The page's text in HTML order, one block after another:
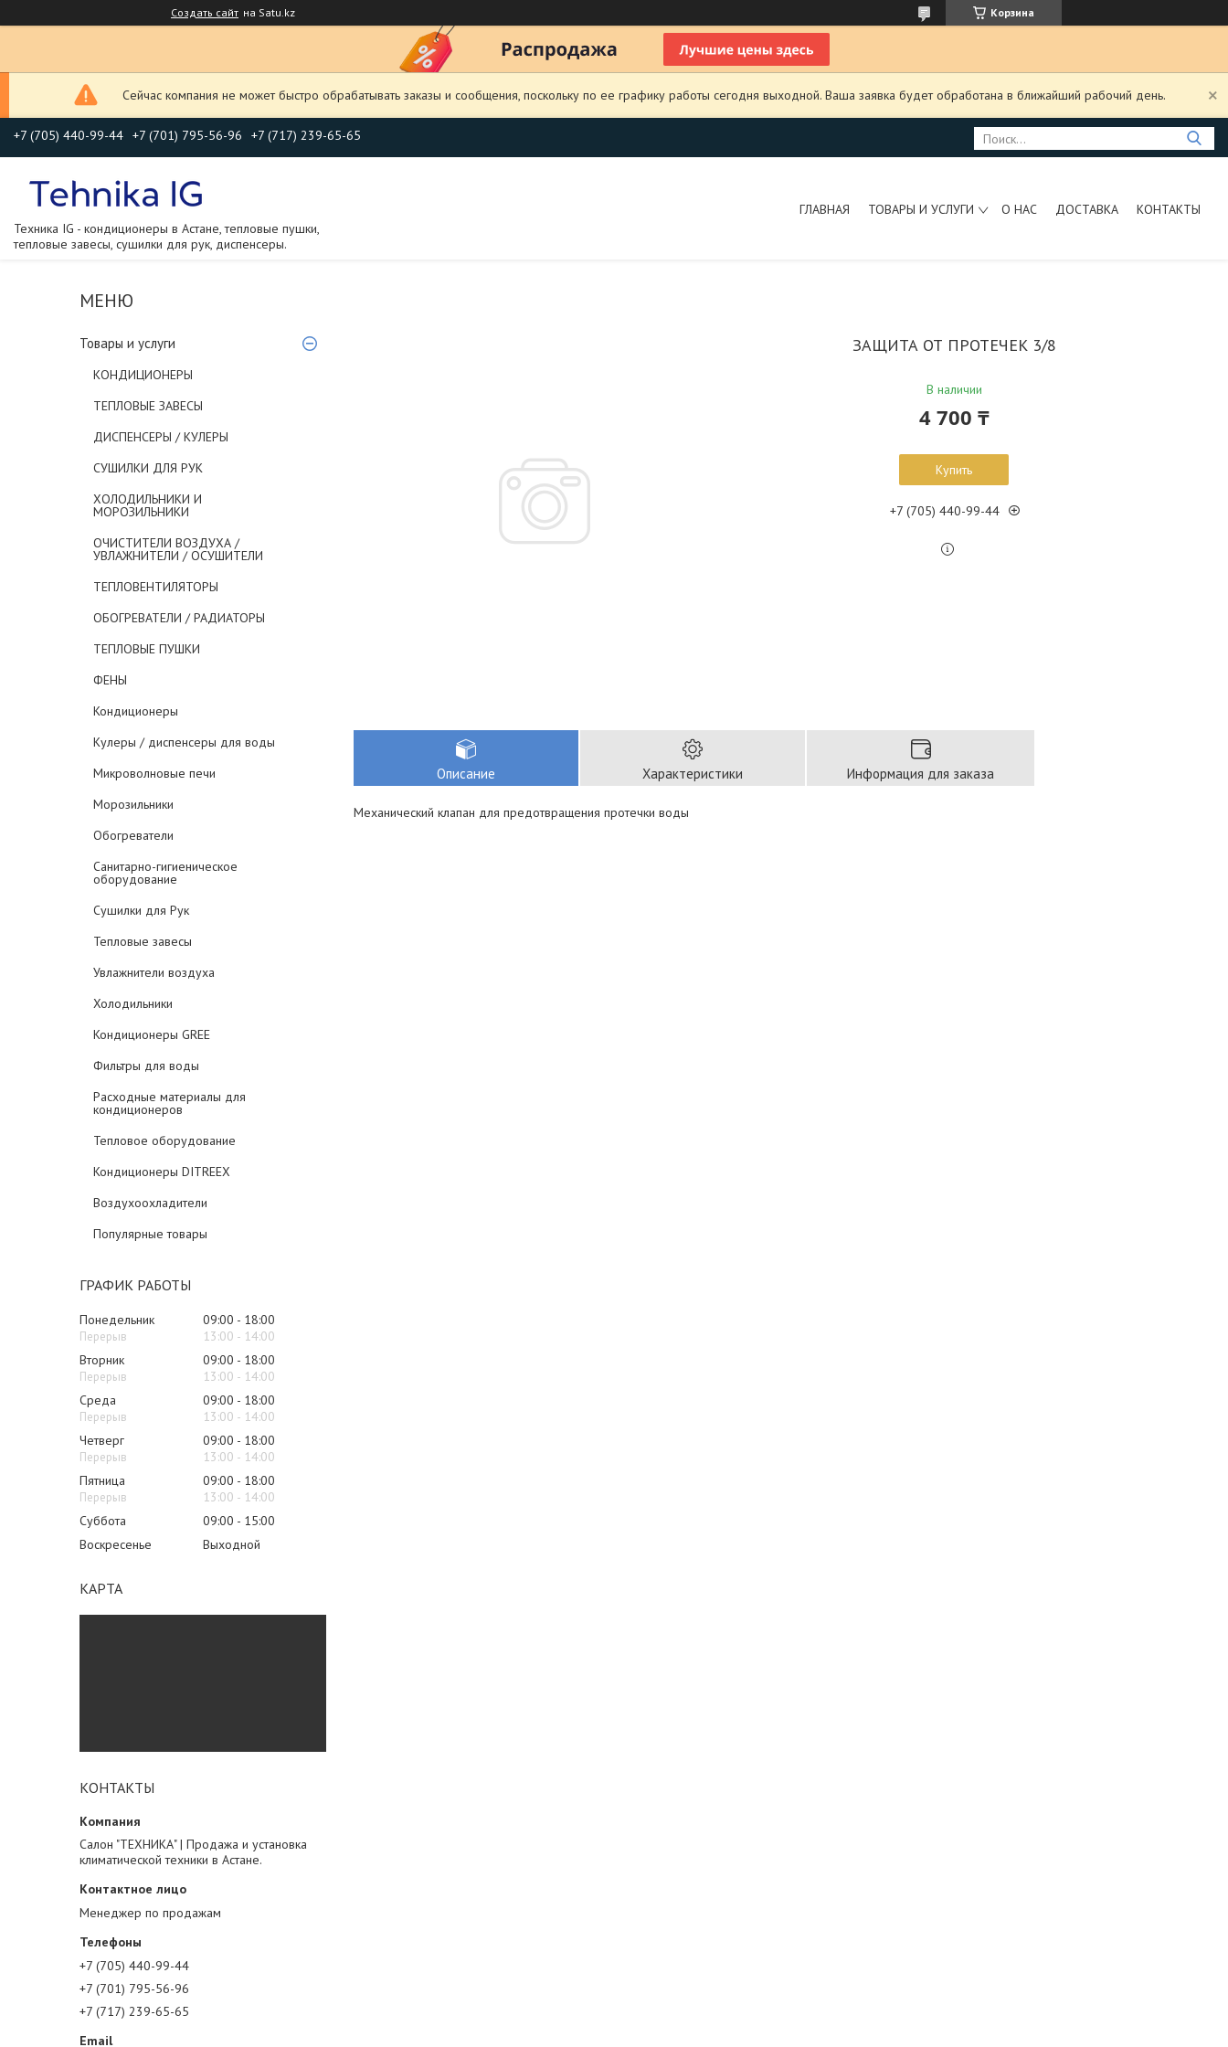
Создать сайт на Satu.kz Корзина
Сейчас компания не может быстро обрабатывать заказы и сообщения, поскольку по ее графику работы сегодня выходной. Ваша заявка будет обработана в ближайший рабочий день.
+7 (705) 440-99-44 +7 (701) 795-56-96 +7 (717) 239-65-65
Техника IG - кондиционеры в Астане, тепловые пушки,
тепловые завесы, сушилки для рук, диспенсеры.
ГЛАВНАЯ ТОВАРЫ И УСЛУГИ О НАС ДОСТАВКА КОНТАКТЫ
Товары и услуги
КОНДИЦИОНЕРЫ
ТЕПЛОВЫЕ ЗАВЕСЫ
ДИСПЕНСЕРЫ / КУЛЕРЫ
СУШИЛКИ ДЛЯ РУК
ХОЛОДИЛЬНИКИ И
МОРОЗИЛЬНИКИ
ОЧИСТИТЕЛИ ВОЗДУХА /
УВЛАЖНИТЕЛИ / ОСУШИТЕЛИ
ТЕПЛОВЕНТИЛЯТОРЫ
ОБОГРЕВАТЕЛИ / РАДИАТОРЫ
ТЕПЛОВЫЕ ПУШКИ
ФЕНЫ
Кондиционеры
Кулеры / диспенсеры для воды
Микроволновые печи
Морозильники
Обогреватели
Санитарно-гигиеническое
оборудование
Сушилки для Рук
Тепловые завесы
Увлажнители воздуха
Холодильники
Кондиционеры GREE
Фильтры для воды
Расходные материалы для
кондиционеров
Тепловое оборудование
Кондиционеры DITREEX
Воздухоохладители
Популярные товары
ГРАФИК РАБОТЫ
Понедельник 09:00
18:00
13:00
14:00
Вторник
09:00
18:00
13:00
14:00
Среда
09:00
18:00
13:00
14:00
Четверг
09:00
18:00
13:00
14:00
Пятница
09:00
18:00
13:00
14:00
Суббота
09:00
15:00
Воскресенье
Выходной
КАРТА
КОНТАКТЫ
Салон "ТЕХНИКА" | Продажа и установка
климатической техники в Астане.
Менеджер по продажам
+7 (705) 440-99-44
+7 (701) 795-56-96
+7 (717) 239-65-65
ЗАЩИТА ОТ ПРОТЕЧЕК 3/8
В наличии
4 700 ₸
Купить
+7 (705) 440-99-44
Описание Характеристики Информация для заказа
Механический клапан для предотвращения протечки воды